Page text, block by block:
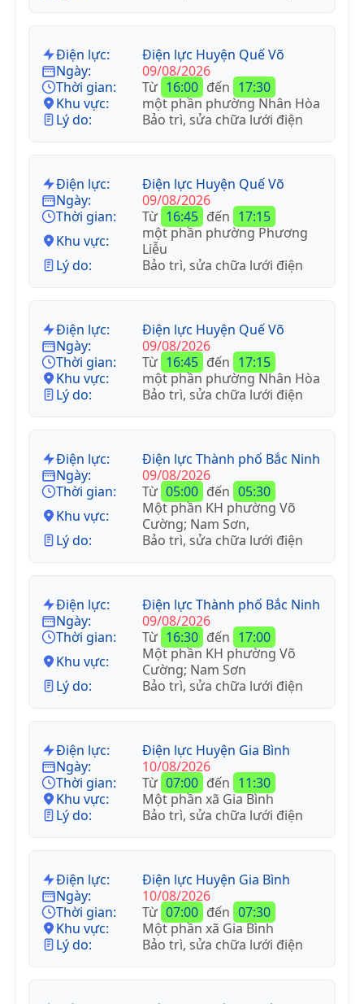
Điện lực:
Điện lực Huyện Quế Võ
Ngày:
09/08/2026
Thời gian:
Từ 16:00 đến 17:30
Khu vực:
một phần phường Nhân Hòa
Lý do:
Bảo trì, sửa chữa lưới điện
Điện lực:
Điện lực Huyện Quế Võ
Ngày:
09/08/2026
Thời gian:
Từ 16:45 đến 17:15
Khu vực:
một phần phường Phương
Liễu
Lý do:
Bảo trì, sửa chữa lưới điện
Điện lực:
Điện lực Huyện Quế Võ
Ngày:
09/08/2026
Thời gian:
Từ 16:45 đến 17:15
Khu vực:
một phần phường Nhân Hòa
Lý do:
Bảo trì, sửa chữa lưới điện
Điện lực:
Điện lực Thành phố Bắc Ninh
Ngày:
09/08/2026
Thời gian:
Từ 05:00 đến 05:30
Khu vực:
Một phần KH phường Võ
Cường; Nam Sơn,
Lý do:
Bảo trì, sửa chữa lưới điện
Điện lực:
Điện lực Thành phố Bắc Ninh
Ngày:
09/08/2026
Thời gian:
Từ 16:30 đến 17:00
Khu vực:
Một phần KH phường Võ
Cường; Nam Sơn
Lý do:
Bảo trì, sửa chữa lưới điện
Điện lực:
Điện lực Huyện Gia Bình
Ngày:
10/08/2026
Thời gian:
Từ 07:00 đến 11:30
Khu vực:
Một phần xã Gia Bình
Lý do:
Bảo trì, sửa chữa lưới điện
Điện lực:
Điện lực Huyện Gia Bình
Ngày:
10/08/2026
Thời gian:
Từ 07:00 đến 07:30
Khu vực:
Một phần xã Gia Bình
Lý do:
Bảo trì, sửa chữa lưới điện